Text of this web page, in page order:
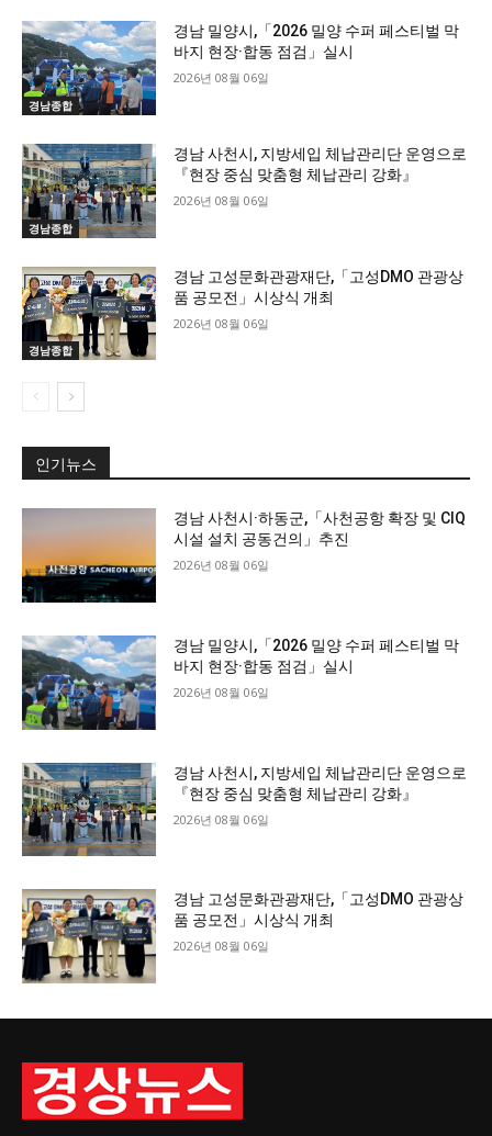
경남종합
경남 밀양시,「2026 밀양 수퍼 페스티벌 막
바지 현장·합동 점검」실시
2026년 08월 06일
경남종합
경남 사천시, 지방세입 체납관리단 운영으로
『현장 중심 맞춤형 체납관리 강화』
2026년 08월 06일
경남종합
경남 고성문화관광재단,「고성DMO 관광상
품 공모전」시상식 개최
2026년 08월 06일
인기뉴스
경남 사천시·하동군,「사천공항 확장 및 CIQ
시설 설치 공동건의」추진
2026년 08월 06일
경남 밀양시,「2026 밀양 수퍼 페스티벌 막
바지 현장·합동 점검」실시
2026년 08월 06일
경남 사천시, 지방세입 체납관리단 운영으로
『현장 중심 맞춤형 체납관리 강화』
2026년 08월 06일
경남 고성문화관광재단,「고성DMO 관광상
품 공모전」시상식 개최
2026년 08월 06일